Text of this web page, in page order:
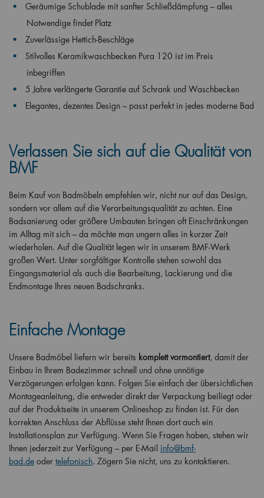
Geräumige Schublade mit sanfter Schließdämpfung – alles
Notwendige findet Platz
Zuverlässige Hettich-Beschläge
Stilvolles Keramikwaschbecken Pura 120 ist im Preis
inbegriffen
5 Jahre verlängerte Garantie auf Schrank und Waschbecken
Elegantes, dezentes Design – passt perfekt in jedes moderne Bad
Verlassen Sie sich auf die Qualität von
BMF
Beim Kauf von Badmöbeln empfehlen wir, nicht nur auf das Design,
sondern vor allem auf die Verarbeitungsqualität zu achten. Eine
Badsanierung oder größere Umbauten bringen oft Einschränkungen
im Alltag mit sich – da möchte man ungern alles in kurzer Zeit
wiederholen. Auf die Qualität legen wir in unserem BMF-Werk
großen Wert. Unter sorgfältiger Kontrolle stehen sowohl das
Eingangsmaterial als auch die Bearbeitung, Lackierung und die
Endmontage Ihres neuen Badschranks.
Einfache Montage
Unsere Badmöbel liefern wir bereits komplett vormontiert, damit der
Einbau in Ihrem Badezimmer schnell und ohne unnötige
Verzögerungen erfolgen kann. Folgen Sie einfach der übersichtlichen
Montageanleitung, die entweder direkt der Verpackung beiliegt oder
auf der Produktseite in unserem Onlineshop zu finden ist. Für den
korrekten Anschluss der Abflüsse steht Ihnen dort auch ein
Installationsplan zur Verfügung. Wenn Sie Fragen haben, stehen wir
Ihnen jederzeit zur Verfügung – per E-Mail info@bmf-
bad.de oder telefonisch. Zögern Sie nicht, uns zu kontaktieren.